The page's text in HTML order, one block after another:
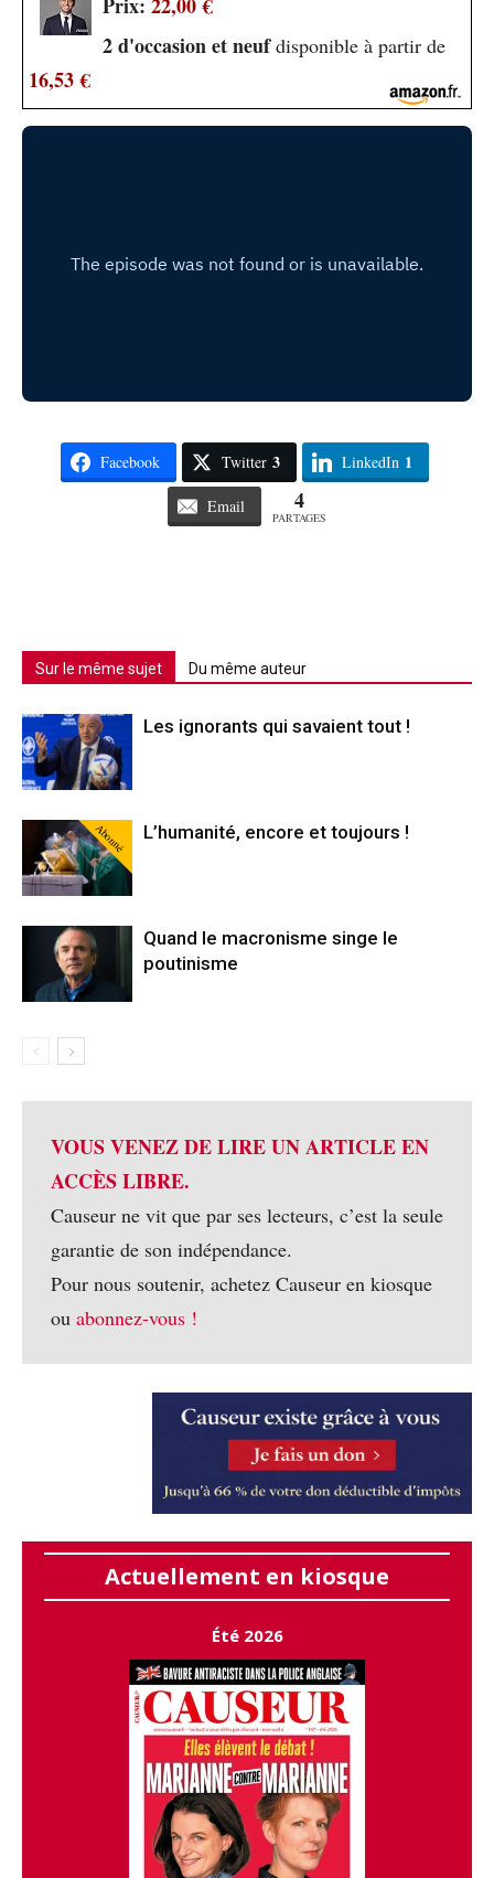
2 d'occasion et neufdisponible à partir de
16,53 €
Facebook Twitter 3 LinkedIn 1
Email 4
PARTAGES
Sur le même sujet Du même auteur
Les ignorants qui savaient tout !
Abonné L’humanité, encore et toujours !
Quand le macronisme singe le
poutinisme
VOUS VENEZ DE LIRE UN ARTICLE EN
ACCÈS LIBRE.
Causeur ne vit que par ses lecteurs, c’est la seule
garantie de son indépendance.
Pour nous soutenir, achetez Causeur en kiosque
ou abonnez-vous !
Actuellement en kiosque
Été 2026